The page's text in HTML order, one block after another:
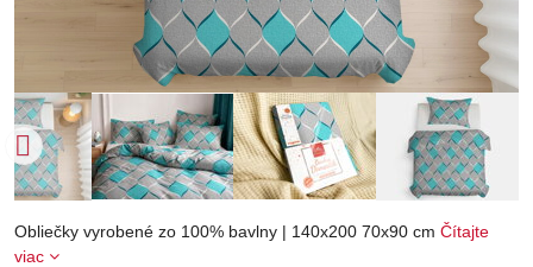
Obliečky vyrobené zo 100% bavlny | 140x200 70x90 cm Čítajte
viac